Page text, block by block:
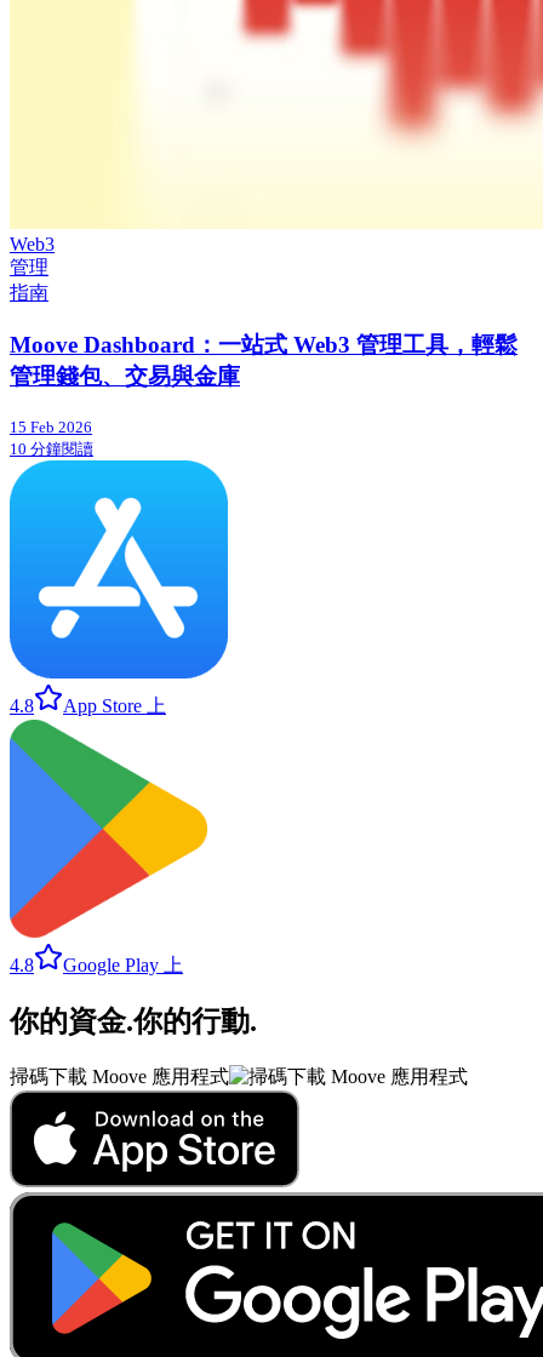
Web3
管理
指南
Moove Dashboard：一站式 Web3 管理工具，輕鬆
管理錢包、交易與金庫
15 Feb 2026
10 分鐘閱讀
4.8 App Store 上
4.8 Google Play 上
你的資金.你的行動.
掃碼下載 Moove 應用程式